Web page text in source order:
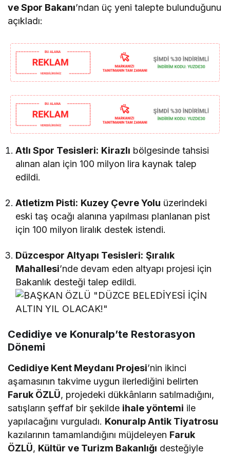
ve Spor Bakanı’ndan üç yeni talepte bulunduğunu
açıkladı:
Atlı Spor Tesisleri: Kirazlı bölgesinde tahsisi
alınan alan için 100 milyon lira kaynak talep
edildi.
Atletizm Pisti: Kuzey Çevre Yolu üzerindeki
eski taş ocağı alanına yapılması planlanan pist
için 100 milyon liralık destek istendi.
Düzcespor Altyapı Tesisleri: Şıralık
Mahallesi’nde devam eden altyapı projesi için
Bakanlık desteği talep edildi.
Cedidiye ve Konuralp’te Restorasyon
Dönemi
Cedidiye Kent Meydanı Projesi’nin ikinci
aşamasının takvime uygun ilerlediğini belirten
Faruk ÖZLÜ, projedeki dükkânların satılmadığını,
satışların şeffaf bir şekilde ihale yöntemi ile
yapılacağını vurguladı. Konuralp Antik Tiyatrosu
kazılarının tamamlandığını müjdeleyen Faruk
ÖZLÜ, Kültür ve Turizm Bakanlığı desteğiyle